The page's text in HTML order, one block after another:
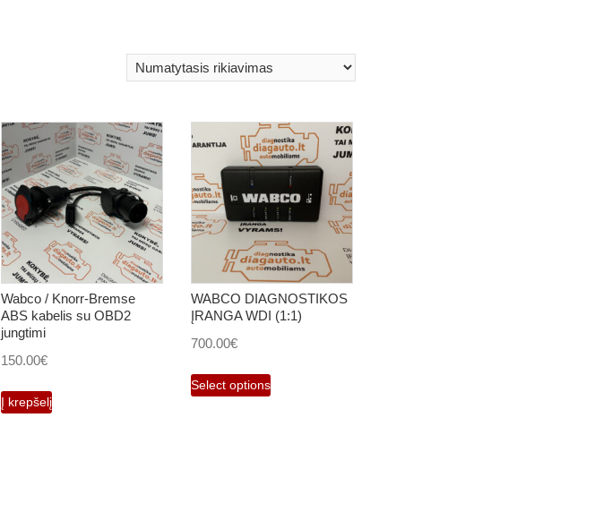
Wabco / Knorr-Bremse
ABS kabelis su OBD2
jungtimi
150.00€
Į krepšelį
WABCO DIAGNOSTIKOS
ĮRANGA WDI (1:1)
700.00€
Select options